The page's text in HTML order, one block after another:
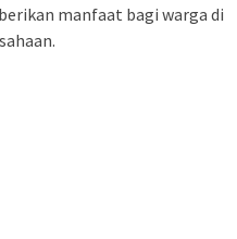
manfaat bagi warga di